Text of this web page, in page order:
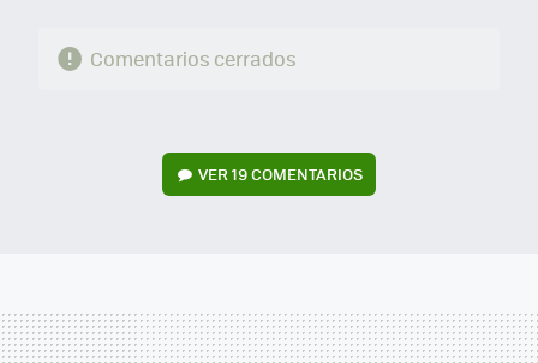
Comentarios cerrados
VER19 COMENTARIOS